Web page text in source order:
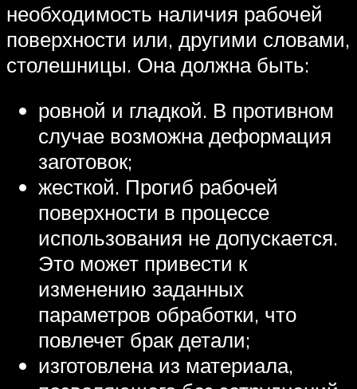
необходимость наличия рабочей
поверхности или, другими словами,
столешницы. Она должна быть:
ровной и гладкой. В противном
случае возможна деформация
заготовок;
жесткой. Прогиб рабочей
поверхности в процессе
использования не допускается.
Это может привести к
изменению заданных
параметров обработки, что
повлечет брак детали;
изготовлена из материала,